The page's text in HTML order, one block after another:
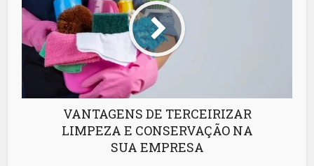
VANTAGENS DE TERCEIRIZAR
LIMPEZA E CONSERVAÇÃO NA
SUA EMPRESA